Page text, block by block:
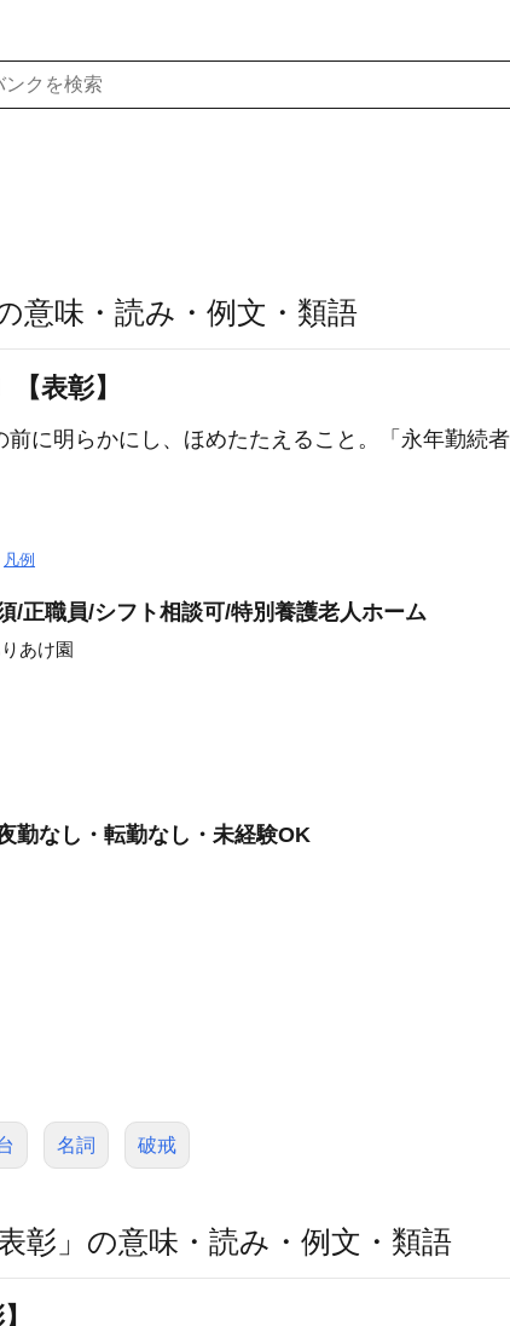
意味・読み・例文・類語
表彰】
前に明らかにし、ほめたたえること。「永年勤続
凡例
/正職員/シフト相談可/特別養護老人ホーム
あけ園
勤なし・転勤なし・未経験OK
名詞 破戒
彰」の意味・読み・例文・類語